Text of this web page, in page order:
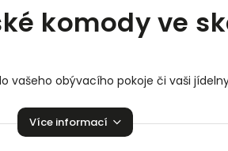
Zahradní nábytek
skladem
Textílie skladem
komody ve
vašeho obývacího pokoje či vaši
Více informací